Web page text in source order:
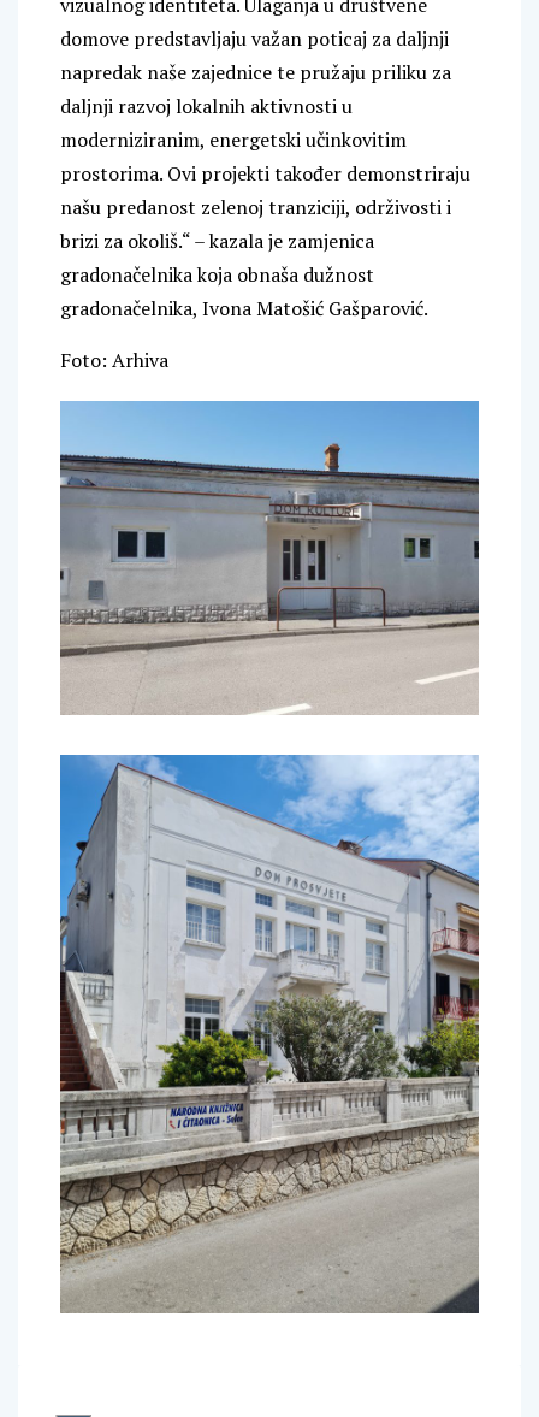
domove predstavljaju važan poticaj za daljnji
napredak naše zajednice te pružaju priliku za
daljnji razvoj lokalnih aktivnosti u
moderniziranim, energetski učinkovitim
prostorima. Ovi projekti također demonstriraju
našu predanost zelenoj tranziciji, održivosti i
brizi za okoliš.“ – kazala je zamjenica
gradonačelnika koja obnaša dužnost
gradonačelnika, Ivona Matošić Gašparović.
Foto: Arhiva